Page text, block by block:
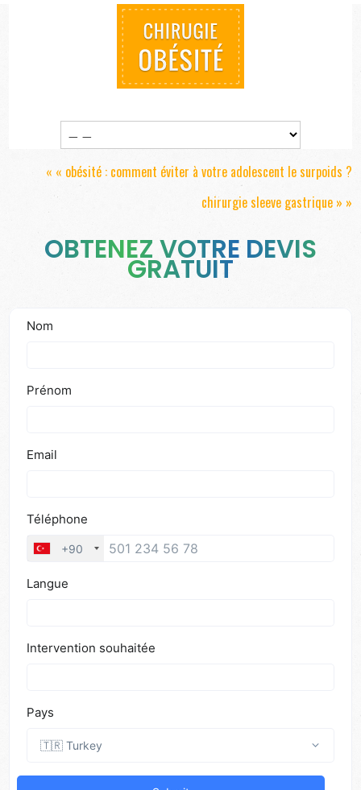
« « obésité : comment éviter à votre adolescent le surpoids ?
chirurgie sleeve gastrique» »
OBTENEZ VOTRE DEVIS
GRATUIT